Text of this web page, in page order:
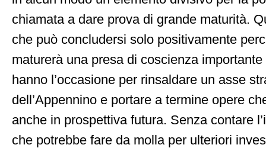
chiamata a dare prova di grande maturità.
che può concludersi solo positivamente
maturerà una presa di coscienza
hanno l’occasione per rinsaldare un asse
dell’Appennino e portare a termine opere
anche in prospettiva futura. Senza contare
che potrebbe fare da molla per ulteriori